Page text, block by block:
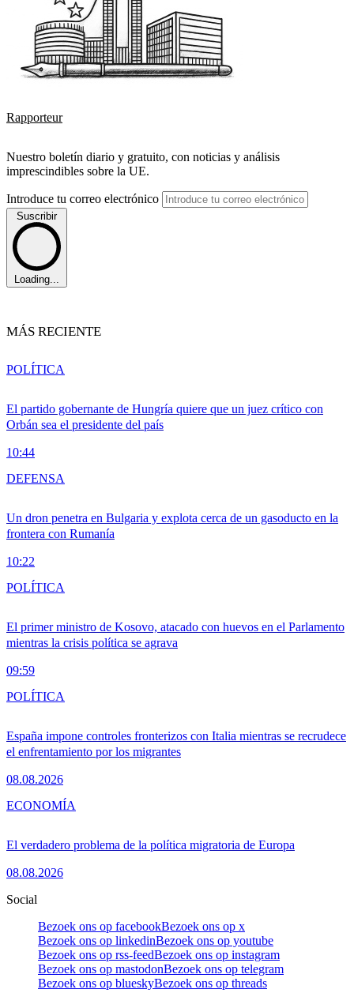
Rapporteur
Nuestro boletín diario y gratuito, con noticias y análisis
imprescindibles sobre la UE.
Introduce tu correo electrónico
Suscribir
Loading...
MÁS RECIENTE
El partido gobernante de Hungría quiere que un juez crítico con
Orbán sea el presidente del país
10:44
POLÍTICA
Un dron penetra en Bulgaria y explota cerca de un gasoducto en la
frontera con Rumanía
10:22
DEFENSA
El primer ministro de Kosovo, atacado con huevos en el Parlamento
mientras la crisis política se agrava
09:59
POLÍTICA
España impone controles fronterizos con Italia mientras se recrudece
el enfrentamiento por los migrantes
08.08.2026
POLÍTICA
El verdadero problema de la política migratoria de Europa
08.08.2026
ECONOMÍA
Social
Bezoek ons op facebookBezoek ons op x
Bezoek ons op linkedinBezoek ons op youtube
Bezoek ons op rss-feedBezoek ons op instagram
Bezoek ons op mastodonBezoek ons op telegram
Bezoek ons op blueskyBezoek ons op threads